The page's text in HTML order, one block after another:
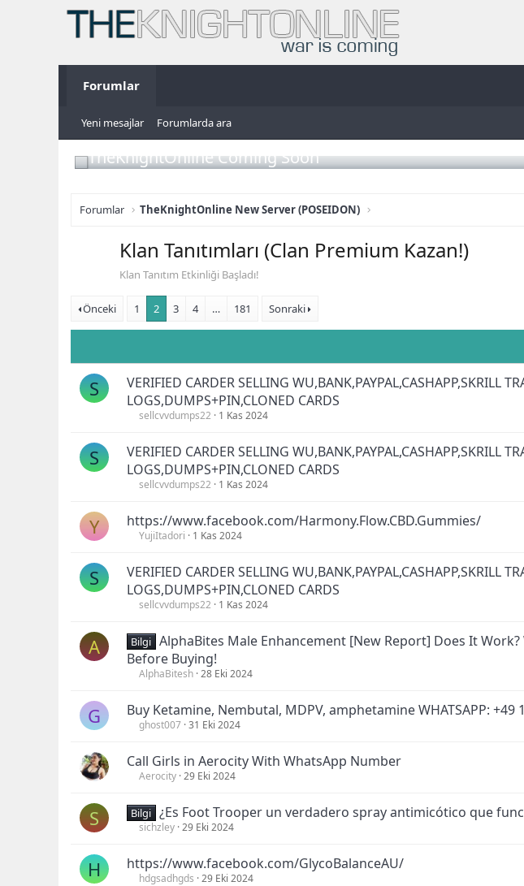
Forumlar
Yeni mesajlar Forumlarda ara
TheKnightOnline Coming Soon
Forumlar TheKnightOnline New Server (POSEIDON)
Klan Tanıtımları (Clan Premium Kazan!)
Klan Tanıtım Etkinliği Başladı!
Önceki 1 2 3 4 … 181 Sonraki
S
VERIFIED CARDER SELLING WU,BANK,PAYPAL,CASHAPP,SKRILL
LOGS,DUMPS+PIN,CLONED CARDS
sellcvvdumps22 1 Kas 2024
S
VERIFIED CARDER SELLING WU,BANK,PAYPAL,CASHAPP,SKRILL
LOGS,DUMPS+PIN,CLONED CARDS
sellcvvdumps22 1 Kas 2024
Y https://www.facebook.com/Harmony.Flow.CBD.Gummies/
YujiItadori 1 Kas 2024
S
VERIFIED CARDER SELLING WU,BANK,PAYPAL,CASHAPP,SKRILL
LOGS,DUMPS+PIN,CLONED CARDS
sellcvvdumps22 1 Kas 2024
A Bilgi AlphaBites Male Enhancement [New Report] Does It Work?
Before Buying!
AlphaBitesh 28 Eki 2024
G Buy Ketamine, Nembutal, MDPV, amphetamine WHATSAPP: +49
ghost007 31 Eki 2024
Call Girls in Aerocity With WhatsApp Number
Aerocity 29 Eki 2024
S Bilgi ¿Es Foot Trooper un verdadero spray antimicótico que
sichzley 29 Eki 2024
H https://www.facebook.com/GlycoBalanceAU/
hdgsadhgds 29 Eki 2024